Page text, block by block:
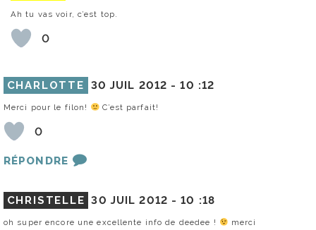
Ah tu vas voir, c’est top.
0
CHARLOTTE 30 JUIL 2012 -10 :12
Merci pour le filon! C’est parfait!
0
RÉPONDRE
CHRISTELLE 30 JUIL 2012 -10 :18
oh super encore une excellente info de deedee ! merci